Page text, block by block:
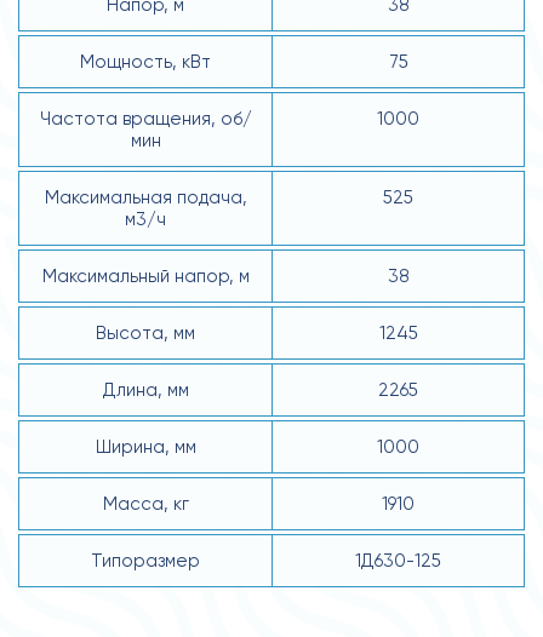
Мощность, кВт 75
Частота вращения, об/
мин
1000
Максимальная подача,
м3/ч
525
Максимальный напор, м 38
Высота, мм 1245
Длина, мм 2265
Ширина, мм 1000
Масса, кг 1910
Типоразмер 1Д630-125